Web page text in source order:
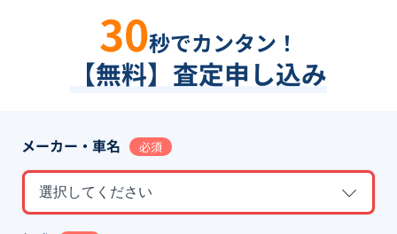
30秒でカンタン！
【無料】査定申し込み
メーカー・車名 必須
選択してください